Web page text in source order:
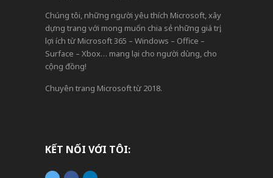
Chúng tôi, những người yêu thích Microsoft, xây
dựng trang với mong muốn chia sẻ những giá trị,
lợi ích từ Microsoft 365 – Windows – Office –
Surface – Xbox… mang lại cho người dùng, cho
cộng đồng!
Chuyên trang Microsoft từ 2018.
KẾT NỐI VỚI TÔI: